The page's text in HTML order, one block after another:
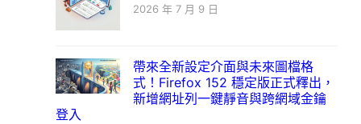
2026 年 7 月 9 日
帶來全新設定介面與未來圖檔格
式！Firefox 152 穩定版正式釋出，
新增網址列一鍵靜音與跨網域金鑰
登入